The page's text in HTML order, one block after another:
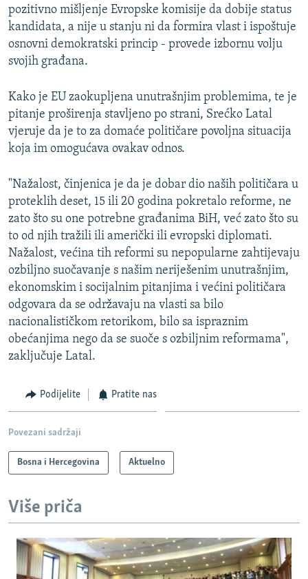
pozitivno mišljenje Evropske komisije da dobije status
kandidata, a nije u stanju ni da formira vlast i ispoštuje
osnovni demokratski princip - provede izbornu volju
svojih građana.
Kako je EU zaokupljena unutrašnjim problemima, te je
pitanje proširenja stavljeno po strani, Srećko Latal
vjeruje da je to za domaće političare povoljna situacija
koja im omogućava ovakav odnos.
"Nažalost, činjenica je da je dobar dio naših političara u
proteklih deset, 15 ili 20 godina pokretalo reforme, ne
zato što su one potrebne građanima BiH, već zato što su
to od njih tražili ili američki ili evropski diplomati.
Nažalost, većina tih reformi su nepopularne zahtijevaju
ozbiljno suočavanje s našim neriješenim unutrašnjim,
ekonomskim i socijalnim pitanjima i većini političara
odgovara da se održavaju na vlasti sa bilo
nacionalističkom retorikom, bilo sa ispraznim
obećanjima nego da se suoče s ozbiljnim reformama",
zaključuje Latal.
Podijelite Pratite nas
Povezani sadržaji
Bosna i Hercegovina Aktuelno
Više priča